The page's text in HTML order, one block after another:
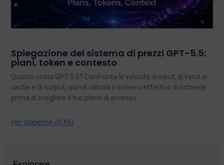
Spiegazione del sistema di prezzi GPT-5.5:
piani, token e contesto
Quanto costa GPT-5.5? Confronta le velocità di input, di input in
cache e di output, quindi calcola il numero effettivo di richieste
prima di scegliere il tuo piano di accesso.
Per Saperne Di Più